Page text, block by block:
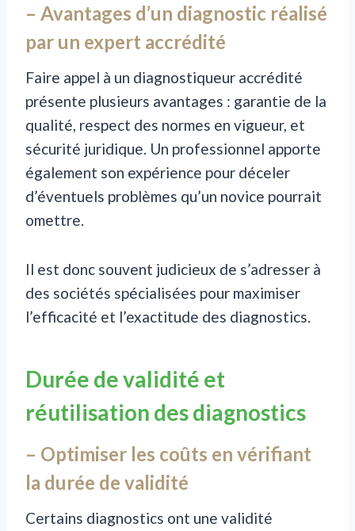
– Avantages d’un diagnostic réalisé
par un expert accrédité
Faire appel à un diagnostiqueur accrédité
présente plusieurs avantages : garantie de la
qualité, respect des normes en vigueur, et
sécurité juridique. Un professionnel apporte
également son expérience pour déceler
d’éventuels problèmes qu’un novice pourrait
omettre.
Il est donc souvent judicieux de s’adresser à
des sociétés spécialisées pour maximiser
l’efficacité et l’exactitude des diagnostics.
Durée de validité et
réutilisation des diagnostics
– Optimiser les coûts en vérifiant
la durée de validité
Certains diagnostics ont une validité